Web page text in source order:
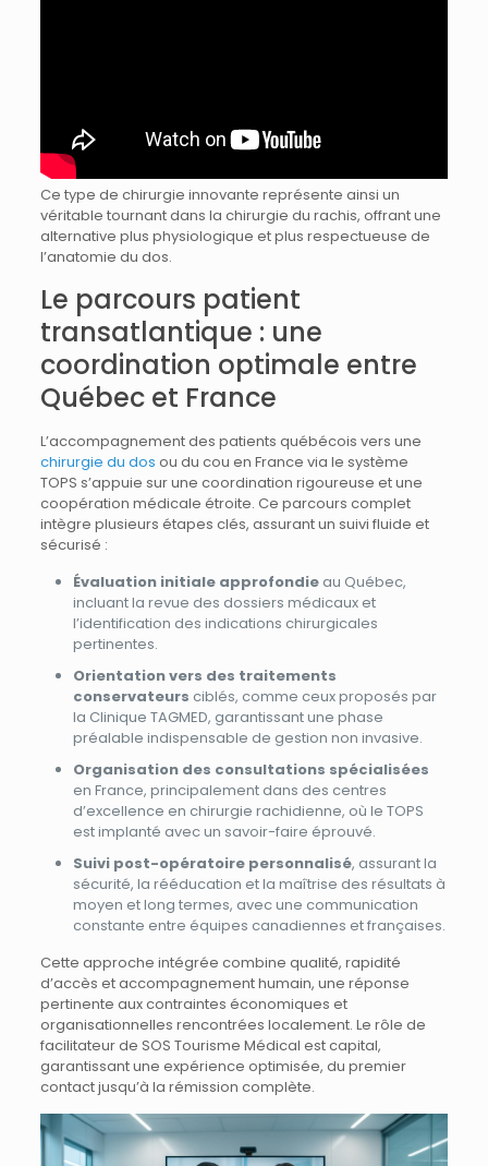
Ce type de chirurgie innovante représente ainsi un
véritable tournant dans la chirurgie du rachis, offrant une
alternative plus physiologique et plus respectueuse de
l’anatomie du dos.
Le parcours patient
transatlantique : une
coordination optimale entre
Québec et France
L’accompagnement des patients québécois vers une
chirurgie du dos ou du cou en France via le système
TOPS s’appuie sur une coordination rigoureuse et une
coopération médicale étroite. Ce parcours complet
intègre plusieurs étapes clés, assurant un suivi fluide et
sécurisé :
Évaluation initiale approfondieau Québec,
incluant la revue des dossiers médicaux et
l’identification des indications chirurgicales
pertinentes.
Orientation vers des traitements
conservateurs ciblés, comme ceux proposés par
la Clinique TAGMED, garantissant une phase
préalable indispensable de gestion non invasive.
Organisation des consultations spécialisées
en France, principalement dans des centres
d’excellence en chirurgie rachidienne, où le TOPS
est implanté avec un savoir-faire éprouvé.
Suivi post-opératoire personnalisé, assurant la
sécurité, la rééducation et la maîtrise des résultats à
moyen et long termes, avec une communication
constante entre équipes canadiennes et françaises.
Cette approche intégrée combine qualité, rapidité
d’accès et accompagnement humain, une réponse
pertinente aux contraintes économiques et
organisationnelles rencontrées localement. Le rôle de
facilitateur de SOS Tourisme Médical est capital,
garantissant une expérience optimisée, du premier
contact jusqu’à la rémission complète.